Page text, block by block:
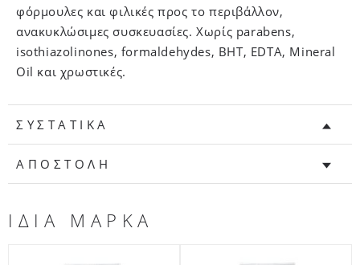
φόρμουλες και φιλικές προς το περιβάλλον,
ανακυκλώσιμες συσκευασίες. Χωρίς parabens,
isothiazolinones, formaldehydes, BHT, EDTA, Mineral
Oil και χρωστικές.
ΣΥΣΤΑΤΙΚΑ
ΑΠΟΣΤΟΛΗ
ΙΔΙΑ ΜΑΡΚΑ